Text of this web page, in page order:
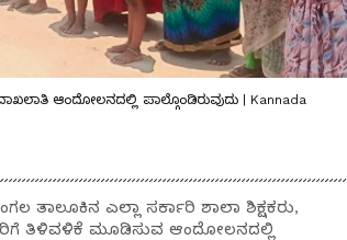
ಆಂದೋಲನದಲ್ಲಿ ಪಾಲ್ಗೊಂಡಿರುವುದು | Kannada
ತಾಲೂಕಿನ ಎಲ್ಲಾ ಸರ್ಕಾರಿ ಶಾಲಾ ಶಿಕ್ಷಕರು,
ತಿಳಿವಳಿಕೆ ಮೂಡಿಸುವ ಆಂದೋಲನದಲ್ಲಿ